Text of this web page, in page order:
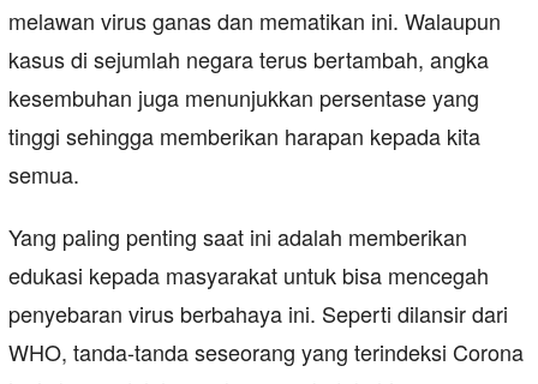
melawan virus ganas dan mematikan ini. Walaupun
kasus di sejumlah negara terus bertambah, angka
kesembuhan juga menunjukkan persentase yang
tinggi sehingga memberikan harapan kepada kita
semua.
Yang paling penting saat ini adalah memberikan
edukasi kepada masyarakat untuk bisa mencegah
penyebaran virus berbahaya ini. Seperti dilansir dari
WHO, tanda-tanda seseorang yang terindeksi Corona